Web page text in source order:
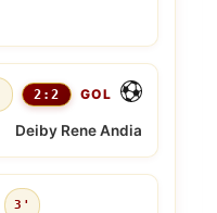
2:2 GOL
Deiby Rene Andia
3'